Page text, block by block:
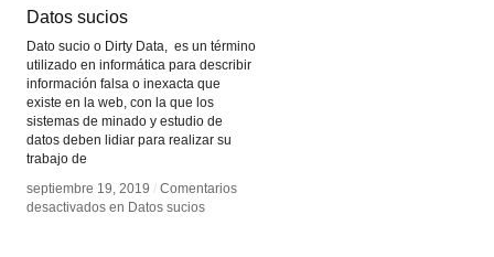
Datos sucios
Dato sucio o Dirty Data, es un término
utilizado en informática para describir
información falsa o inexacta que
existe en la web, con la que los
sistemas de minado y estudio de
datos deben lidiar para realizar su
trabajo de
septiembre 19, 2019 / Comentarios
desactivados en Datos sucios
Datos sucios
septiembre 19, 2019 / Comentarios
desactivados en Datos sucios